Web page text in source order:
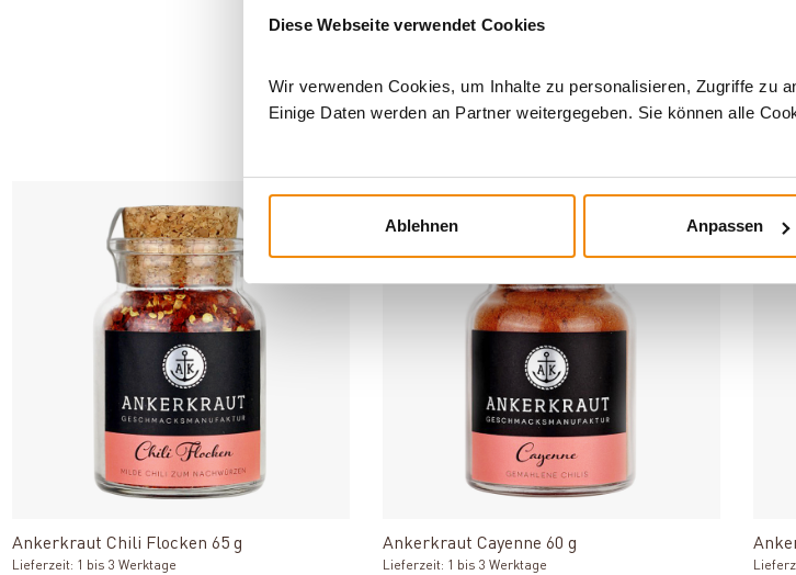
Diese Webseite verwendet Cookies
Wir verwenden Cookies, um Inhalte zu personalisieren, Zugriffe zu
Einige Daten werden an Partner weitergegeben. Sie können alle
Ablehnen Anpassen
Produkt ansehen
Ankerkraut Chili Flocken 65 g
Lieferzeit: 1 bis 3 Werktage
Ankerkraut Cayenne 60 g
Lieferzeit: 1 bis 3 Werktage